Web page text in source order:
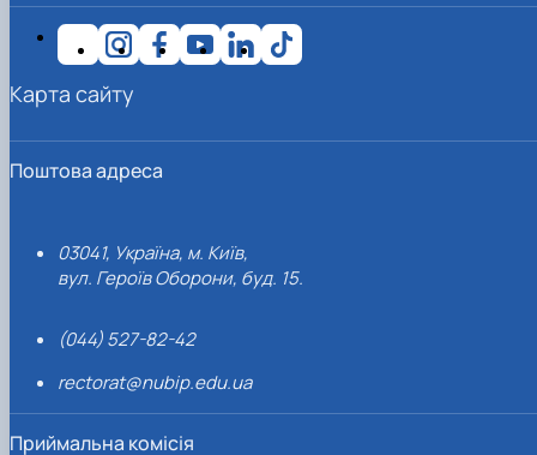
Поштова адреса
03041, Україна, м. Київ,
вул. Героїв Оборони, буд. 15.
(044) 527-82-42
rectorat@nubip.edu.ua
Приймальна комісія
Карта сайту